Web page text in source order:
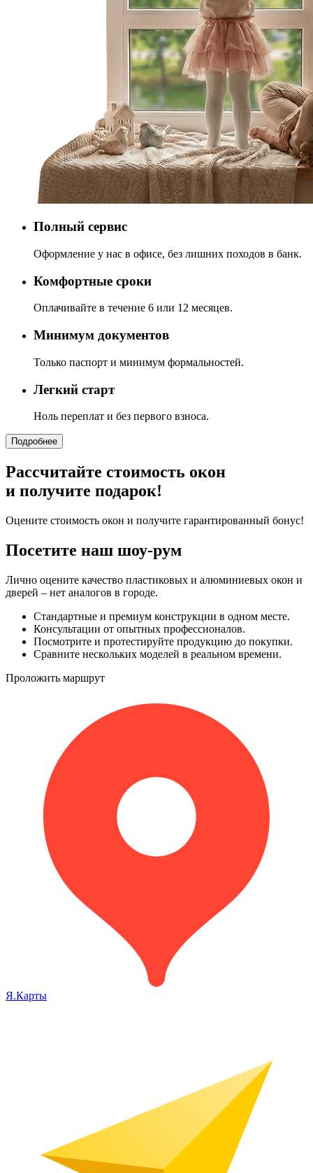
Полный сервис
Оформление у нас в офисе, без лишних походов в банк.
Комфортные сроки
Оплачивайте в течение 6 или 12 месяцев.
Минимум документов
Только паспорт и минимум формальностей.
Легкий старт
Ноль переплат и без первого взноса.
Подробнее
Рассчитайте стоимость окон
и получите подарок!
Оцените стоимость окон и получите гарантированный бонус!
Посетите наш шоу-рум
Лично оцените качество пластиковых и алюминиевых окон и
дверей – нет аналогов в городе.
Стандартные и премиум конструкции в одном месте.
Консультации от опытных профессионалов.
Посмотрите и протестируйте продукцию до покупки.
Сравните нескольких моделей в реальном времени.
Проложить маршрут
Я.Карты